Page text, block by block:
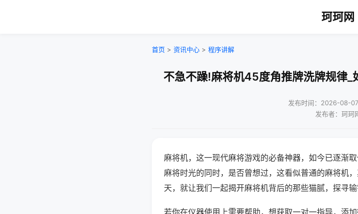
珂珂网
首页 > 资讯中心 > 程序讲解
不急不躁!麻将机45度角推牌洗牌规律
发布时间：2026-08-
发布者：珂珂
麻将机，这一现代麻将游戏的必备神器，如今已逐渐
麻将时光的同时，是否曾想过，这看似普通的麻将机
天，就让我们一起揭开麻将机背后的那些猫腻，探寻输
若你在仪器使用上需要帮助，想获取一对一指导，添